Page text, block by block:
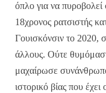
όπλο για να πυροβολεί
18χρονος ρατσιστής
Γουισκόνσιν το 2020,
άλλους. Ούτε
μαχαίρωσε
ιστορικό βίας που έχει